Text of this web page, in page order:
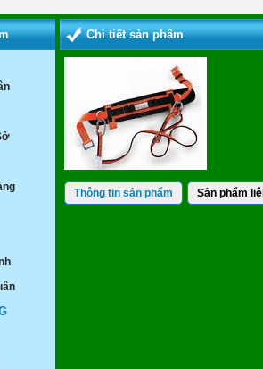
Chi tiết sản phẩm
Thông tin sản phẩm Sản phẩm